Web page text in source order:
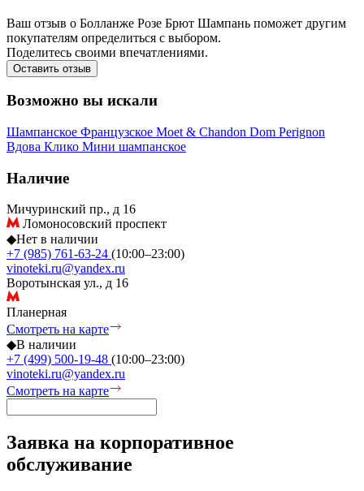
Ваш отзыв о Болланже Розе Брют Шампань поможет другим
покупателям определиться с выбором.
Поделитесь своими впечатлениями.
Оставить отзыв
Возможно вы искали
Шампанское Французское Moet & Chandon Dom Perignon
Вдова Клико Мини шампанское
Наличие
Мичуринский пр., д 16
Ломоносовский проспект
◆Нет в наличии
+7 (985) 761-63-24 (10:00–23:00)
vinoteki.ru@yandex.ru
Воротынская ул., д 16
Планерная
Смотреть на карте
◆В наличии
+7 (499) 500-19-48 (10:00–23:00)
vinoteki.ru@yandex.ru
Смотреть на карте
Заявка на корпоративное
обслуживание